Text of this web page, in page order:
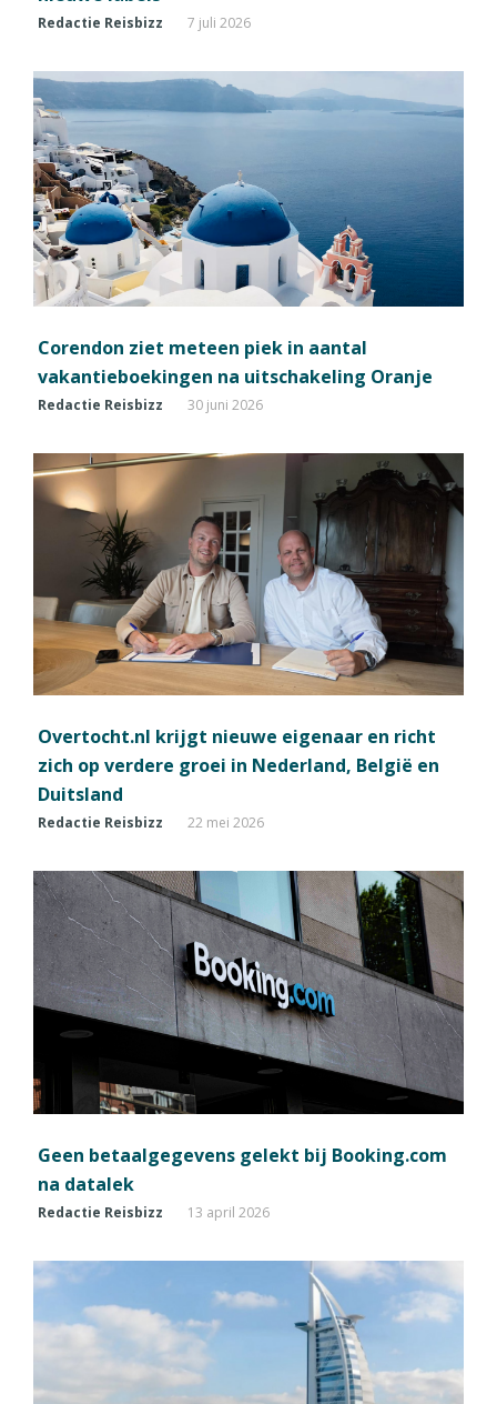
Redactie Reisbizz 7 juli 2026
Corendon ziet meteen piek in aantal
vakantieboekingen na uitschakeling Oranje
Redactie Reisbizz 30 juni 2026
Overtocht.nl krijgt nieuwe eigenaar en richt
zich op verdere groei in Nederland, België en
Duitsland
Redactie Reisbizz 22 mei 2026
Geen betaalgegevens gelekt bij Booking.com
na datalek
Redactie Reisbizz 13 april 2026